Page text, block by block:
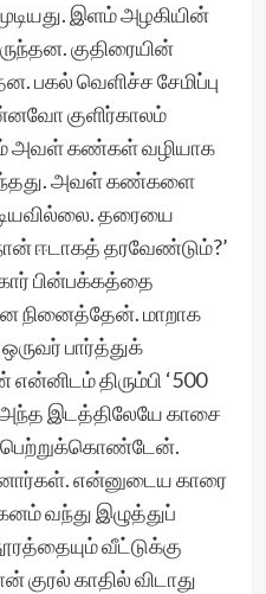
இளம் அழகியின்
குதிரையின்
பகல் வெளிச்ச சேமிப்பு
குளிர்காலம்
அவள் கண்கள் வழியாக
அவள் கண்களை
தரையை
நான் ஈடாகத் தரவேண்டும்?’
பின்பக்கத்தை
நினைத்தேன். மாறாக
பார்த்துக்
திரும்பி ‘500
இடத்திலேயே காசை
பெற்றுக்கொண்டேன்.
என்னுடைய காரை
வந்து இழுத்துப்
வீட்டுக்கு
காதில் விடாது